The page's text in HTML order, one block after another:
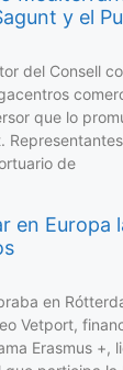
y el
del Consell
que lo
de
en Europa
en
Vetport,
Erasmus +,